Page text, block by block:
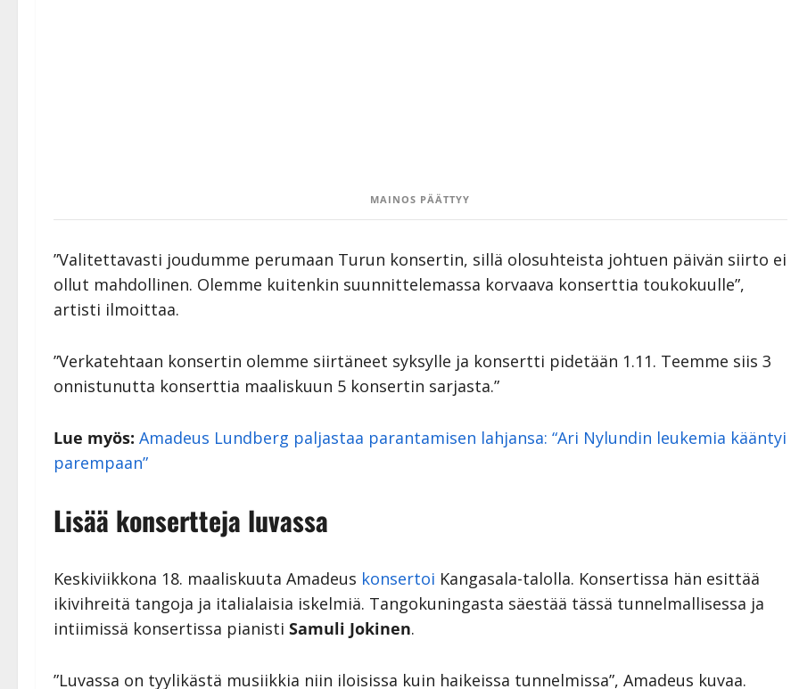
MAINOS PÄÄTTYY
”Valitettavasti joudumme perumaan Turun konsertin, sillä olosuhteista johtuen päivän siirto ei
ollut mahdollinen. Olemme kuitenkin suunnittelemassa korvaava konserttia toukokuulle”,
artisti ilmoittaa.
”Verkatehtaan konsertin olemme siirtäneet syksylle ja konsertti pidetään 1.11. Teemme siis 3
onnistunutta konserttia maaliskuun 5 konsertin sarjasta.”
Lue myös: Amadeus Lundberg paljastaa parantamisen lahjansa: “Ari Nylundin leukemia kääntyi
parempaan”
Lisää konsertteja luvassa
Keskiviikkona 18. maaliskuuta Amadeus konsertoi Kangasala-talolla. Konsertissa hän esittää
ikivihreitä tangoja ja italialaisia iskelmiä. Tangokuningasta säestää tässä tunnelmallisessa ja
intiimissä konsertissa pianisti Samuli Jokinen.
”Luvassa on tyylikästä musiikkia niin iloisissa kuin haikeissa tunnelmissa”, Amadeus kuvaa.